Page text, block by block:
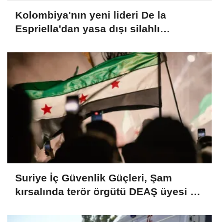
Kolombiya'nın yeni lideri De la
Espriella'dan yasa dışı silahlı
Suriye İç Güvenlik Güçleri, Şam
kırsalında terör örgütü DEAŞ üyesi 2